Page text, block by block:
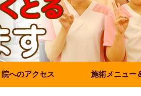
院へのアクセス 施術メニュー